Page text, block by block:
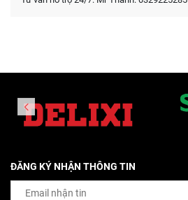
ĐĂNG KÝ NHẬN THÔNG TIN